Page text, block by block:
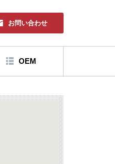
お問い合わせ
OEM